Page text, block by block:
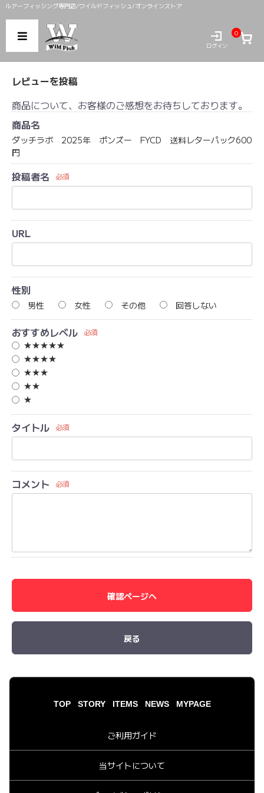
ルアーフィッシング専門店/ワイルドフィッシュ/オンラインストア
ログイン
0
レビューを投稿
商品について、お客様のご感想をお待ちしております。
商品名
ダッチラボ 2025年 ポンズー FYCD 送料レターパック600
円
投稿者名 必須
URL
性別
男性 女性 その他 回答しない
おすすめレベル 必須
★★★★★
★★★★
★★★
★★
★
タイトル 必須
コメント 必須
確認ページへ
戻る
TOP STORY ITEMS NEWS MYPAGE
ご利用ガイド
当サイトについて